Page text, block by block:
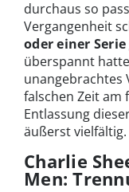
durchaus so
Vergangenheit
oder einer
überspannt
unangebrachtes
falschen Zeit am
Entlassung
äußerst vielfältig.
Charlie
Men: